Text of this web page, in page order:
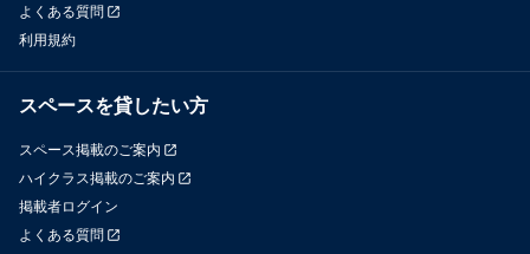
よくある質問
利用規約
スペースを貸したい方
スペース掲載のご案内
ハイクラス掲載のご案内
掲載者ログイン
よくある質問